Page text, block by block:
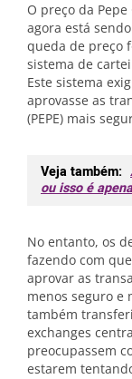
O preço da Pepe
agora está
queda de preço
sistema de
Este sistema
aprovasse as
(PEPE) mais
Veja também:
ou isso é
No entanto, os
fazendo com
aprovar as
menos seguro e
também
exchanges
preocupassem
estarem